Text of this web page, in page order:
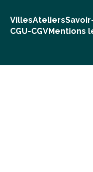
VillesAteliers
CGU-CGVMentions